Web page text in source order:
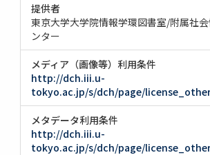
提供者
東京大学大学院情報学環図書室/附属社
ンター
メディア（画像等）利用条件
http://dch.iii.u-
tokyo.ac.jp/s/dch/page/
メタデータ利用条件
http://dch.iii.u-
tokyo.ac.jp/s/dch/page/